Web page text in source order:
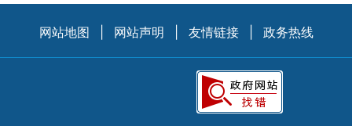
网站地图 网站声明 友情链接 政务热线